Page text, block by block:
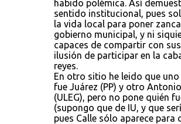
habido polémica. Así
sentido institucional, pues
la vida local para poner
gobierno municipal, y ni
capaces de compartir con
ilusión de participar en la
reyes.
En otro sitio he leido que uno
fue Juárez (PP) y otro
(ULEG), pero no pone quién
(supongo que de IU, y que
pues Calle sólo aparece para